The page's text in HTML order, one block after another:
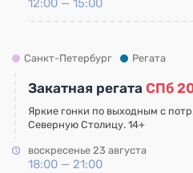
12:00 — 15:00
Санкт-Петербург Регата
Закатная регата СПб
Яркие гонки по выходным с
Северную Столицу. 14+
воскресенье 23 августа
18:00 — 21:00